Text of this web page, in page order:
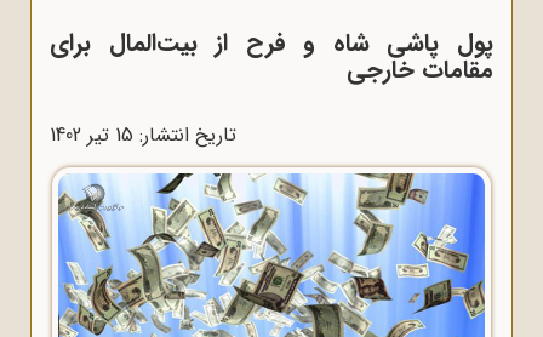
پول پاشی شاه و فرح از بیت‌المال برای
مقامات خارجی
تاریخ انتشار: 15 تير 1402